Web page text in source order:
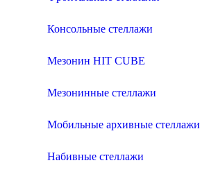
Консольные стеллажи
Мезонин HIT CUBE
Мезонинные стеллажи
Мобильные архивные стеллажи
Набивные стеллажи